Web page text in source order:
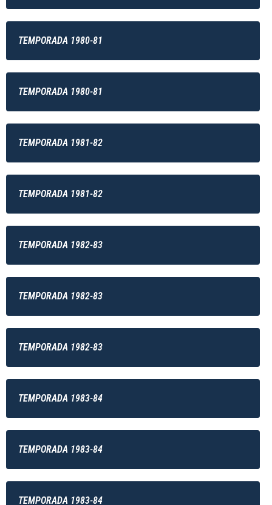
TEMPORADA 1980-81
TEMPORADA 1980-81
TEMPORADA 1981-82
TEMPORADA 1981-82
TEMPORADA 1982-83
TEMPORADA 1982-83
TEMPORADA 1982-83
TEMPORADA 1983-84
TEMPORADA 1983-84
TEMPORADA 1983-84